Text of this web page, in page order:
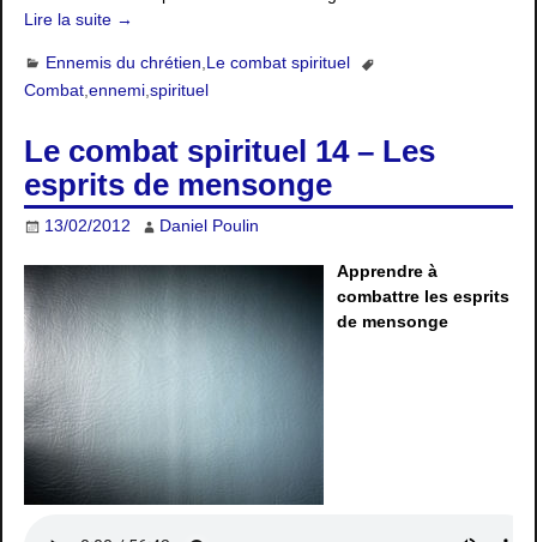
Lire la suite →
Ennemis du chrétien,Le combat spirituel
Combat ,ennemi ,spirituel
Le combat spirituel 14 – Les
esprits de mensonge
13/02/2012 Daniel Poulin
Apprendre à
combattre les esprits
de mensonge